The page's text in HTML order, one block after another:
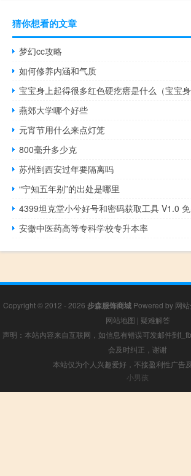
猜你想看的文章
梦幻cc攻略
如何修养内涵和气质
燕郊大学哪个好些
元宵节用什么来点灯笼
800毫升多少克
苏州到西安过年要隔离吗
“宁知五年别”的出处是哪里
安徽中医药高等专科学校专升本率
Copyright © 2012 - 2026 步森服饰商城Powered by 网
网站地图 | 疑难解答
声明：本站内容来自互联网，如信息有错误可发邮件到
会及时纠正，谢谢
本站仅为个人兴趣爱好，不接盈利性广告
小男孩